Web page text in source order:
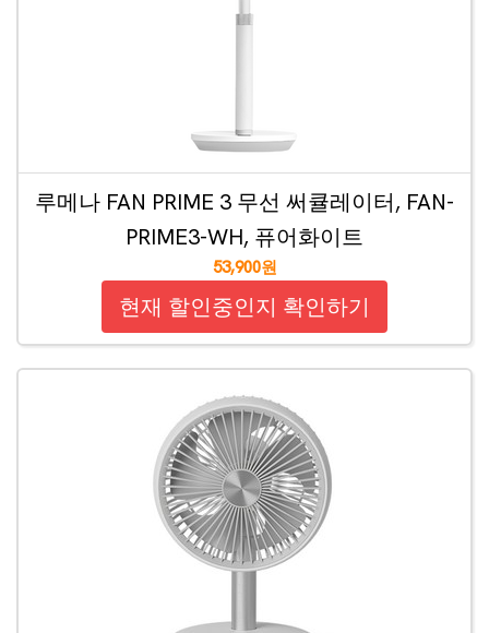
루메나 FAN PRIME 3 무선 써큘레이터, FAN-
PRIME3-WH, 퓨어화이트
53,900원
현재 할인중인지 확인하기